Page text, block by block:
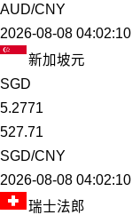
AUD/CNY
2026-08-08 04:02:10
新加坡元
SGD
5.2771
527.71
SGD/CNY
2026-08-08 04:02:10
瑞士法郎